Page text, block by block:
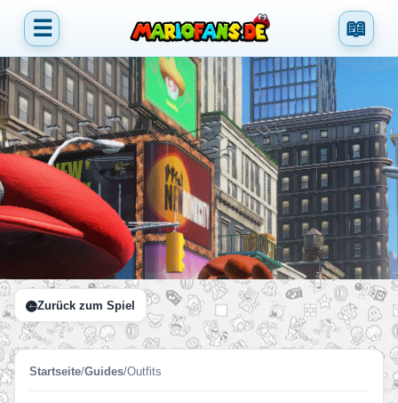
☰ 📖
Zurück zum Spiel
Startseite/Guides/Outfits